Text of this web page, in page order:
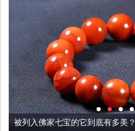
被列入佛家七宝的它到底有多美？